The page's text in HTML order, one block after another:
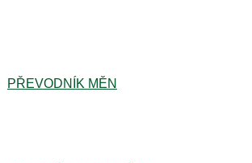
PŘEVODNÍK MĚN